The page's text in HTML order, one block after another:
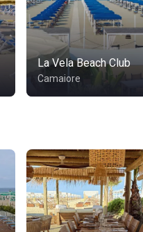
La Vela Beach Club
Camaiore